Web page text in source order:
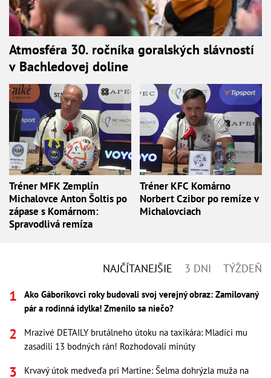
Atmosféra 30. ročníka goralských slávností
v Bachledovej doline
Tréner MFK Zemplín
Michalovce Anton Šoltis po
zápase s Komárnom:
Spravodlivá remíza
Tréner KFC Komárno
Norbert Czibor po remíze v
Michalovciach
NAJČÍTANEJŠIE 3 DNI TÝŽDEŇ
Ako Gáboríkovci roky budovali svoj verejný obraz: Zamilovaný
pár a rodinná idylka! Zmenilo sa niečo?
Mrazivé DETAILY brutálneho útoku na taxikára: Mladíci mu
zasadili 13 bodných rán! Rozhodovali minúty
Krvavý útok medveďa pri Martine: Šelma dohrýzla muža na